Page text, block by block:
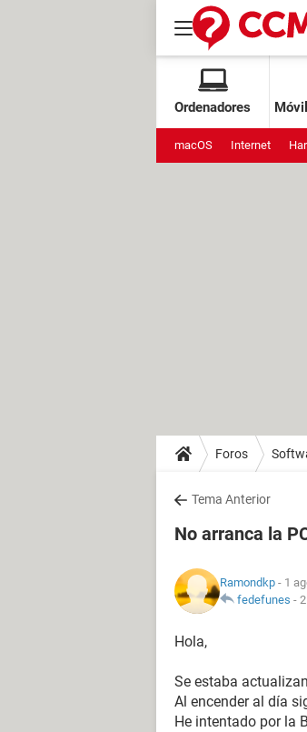
Ordenadores
macOS Internet
Foros
Tema Anterior
No arranca la
Ramondkp - 1
fedefunes -
Hola,
Se estaba
Al encender al día
He intentado por la